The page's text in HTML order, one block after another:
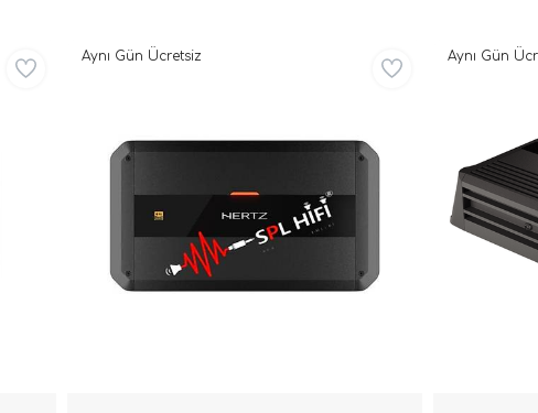
Aynı Gün Ücretsiz Aynı Gün